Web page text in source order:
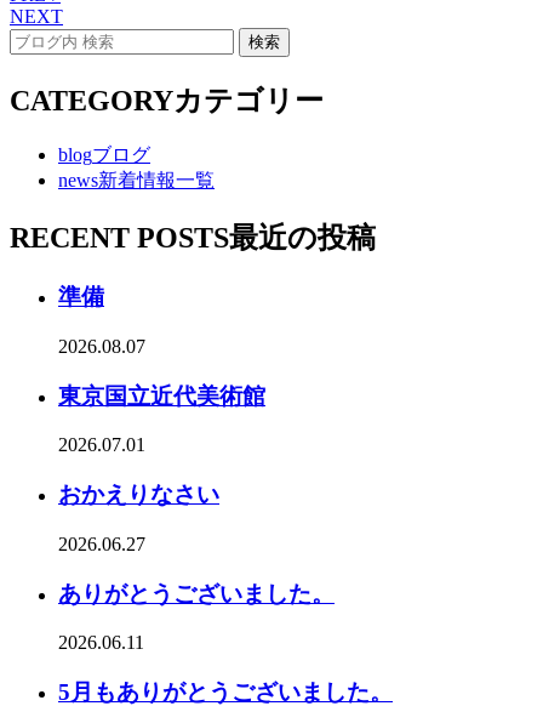
NEXT
CATEGORYカテゴリー
blogブログ
news新着情報一覧
RECENT POSTS最近の投稿
準備
2026.08.07
東京国立近代美術館
2026.07.01
おかえりなさい
2026.06.27
ありがとうございました。
2026.06.11
5月もありがとうございました。